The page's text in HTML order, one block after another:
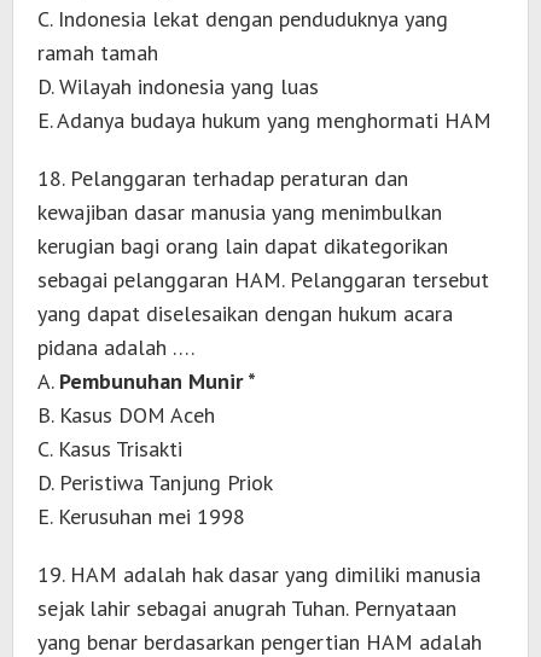
C. Indonesia lekat dengan penduduknya yang
ramah tamah
D. Wilayah indonesia yang luas
E. Adanya budaya hukum yang menghormati HAM
18. Pelanggaran terhadap peraturan dan
kewajiban dasar manusia yang menimbulkan
kerugian bagi orang lain dapat dikategorikan
sebagai pelanggaran HAM. Pelanggaran tersebut
yang dapat diselesaikan dengan hukum acara
pidana adalah ….
A. Pembunuhan Munir *
B. Kasus DOM Aceh
C. Kasus Trisakti
D. Peristiwa Tanjung Priok
E. Kerusuhan mei 1998
19. HAM adalah hak dasar yang dimiliki manusia
sejak lahir sebagai anugrah Tuhan. Pernyataan
yang benar berdasarkan pengertian HAM adalah